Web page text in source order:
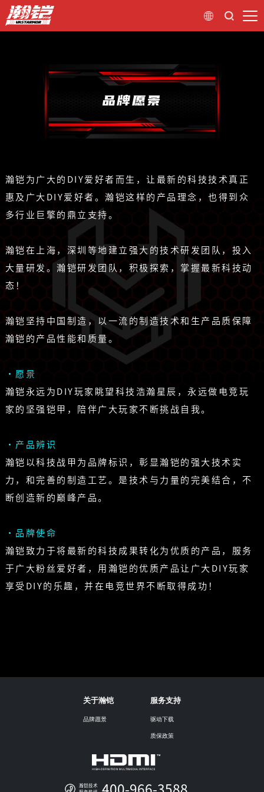
品牌愿景
瀚铠为广大的DIY爱好者而生，让最新的科技技术真正
惠及广大DIY爱好者。瀚铠这样的产品理念，也得到众
多行业巨擎的鼎立支持。
瀚铠在上海，深圳等地建立强大的技术研发团队，投入
大量研发。瀚铠研发团队，积极探索，掌握最新科技动
态！
瀚铠坚持中国制造，以一流的制造技术和生产品质保障
瀚铠的产品性能和质量。
·愿景
瀚铠永远为DIY玩家眺望科技浩瀚星辰，永远做电竞玩
家的坚强铠甲，陪伴广大玩家不断挑战自我。
·产品辨识
瀚铠以科技战甲为品牌标识，彰显瀚铠的强大技术实
力，和完善的制造工艺。是技术与力量的完美结合，不
断创造新的巅峰产品。
·品牌使命
瀚铠致力于将最新的科技成果转化为优质的产品，服务
于广大粉丝爱好者，用瀚铠的优质产品让广大DIY玩家
享受DIY的乐趣，并在电竞世界不断取得成功！
关于瀚铠
品牌愿景
服务支持
驱动下载
质保政策
瀚铠技术
400-966-3588